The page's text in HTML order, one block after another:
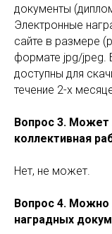
документы
Электронные
сайте в размере
формате jpg/jpeg.
доступны для
течение 2-х
Вопрос 3. Может
коллективная
Нет, не может.
Вопрос 4. Можно
наградных